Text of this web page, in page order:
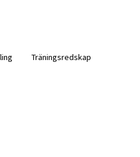
Träningsredskap